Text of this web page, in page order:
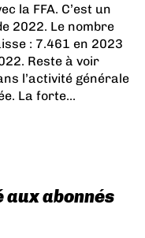
la FFA. C’est un
2022. Le nombre
: 7.461 en 2023
Reste à voir
l’activité générale
La forte...
aux abonnés